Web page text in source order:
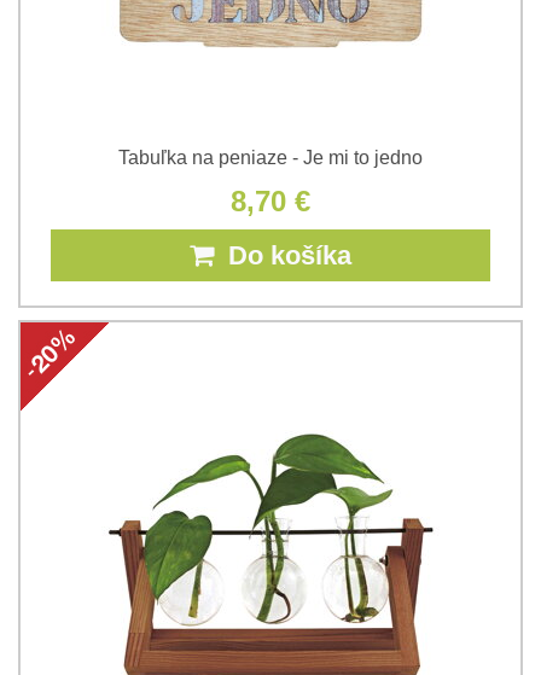
Tabuľka na peniaze - Je mi to jedno
8,70 €
Do košíka